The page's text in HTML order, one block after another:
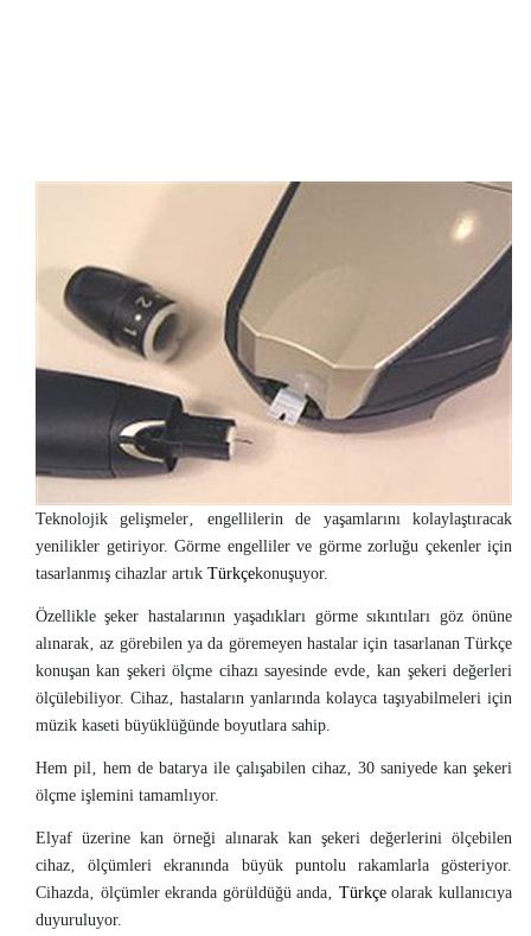
Teknolojik gelişmeler‚ engellilerin de yaşamlarını kolaylaştıracak
yenilikler getiriyor. Görme engelliler ve görme zorluğu çekenler için
tasarlanmış cihazlar artık Türkçekonuşuyor.
Özellikle şeker hastalarının yaşadıkları görme sıkıntıları göz önüne
alınarak‚ az görebilen ya da göremeyen hastalar için tasarlanan Türkçe
konuşan kan şekeri ölçme cihazı sayesinde evde‚ kan şekeri değerleri
ölçülebiliyor. Cihaz‚ hastaların yanlarında kolayca taşıyabilmeleri için
müzik kaseti büyüklüğünde boyutlara sahip.
Hem pil‚ hem de batarya ile çalışabilen cihaz‚ 30 saniyede kan şekeri
ölçme işlemini tamamlıyor.
Elyaf üzerine kan örneği alınarak kan şekeri değerlerini ölçebilen
cihaz‚ ölçümleri ekranında büyük puntolu rakamlarla gösteriyor.
Cihazda‚ ölçümler ekranda görüldüğü anda‚ Türkçeolarak kullanıcıya
duyuruluyor.